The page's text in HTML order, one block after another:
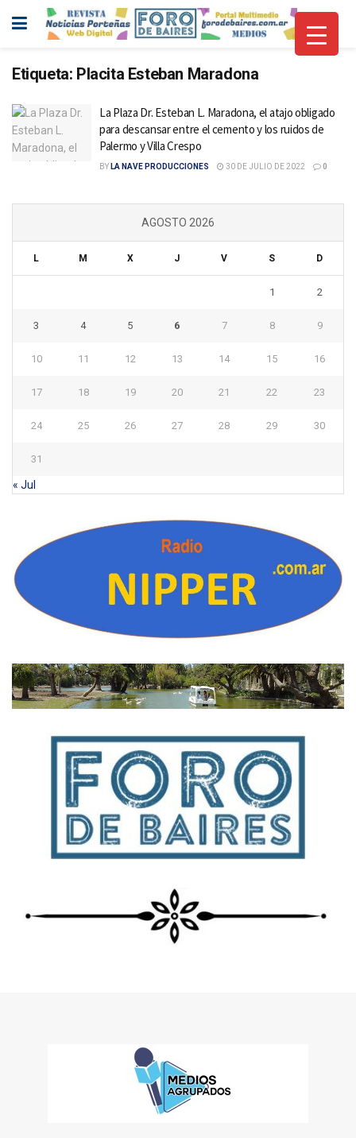
Etiqueta: Placita Esteban Maradona
La Plaza Dr. Esteban L. Maradona, el atajo obligado
para descansar entre el cemento y los ruidos de
Palermo y Villa Crespo
BY LA NAVE PRODUCCIONES 30 DE JULIO DE 2022 0
AGOSTO 2026
L M X J V S D
1 2
3 4 5 6 7 8 9
10 11 12 13 14 15 16
17 18 19 20 21 22 23
24 25 26 27 28 29 30
31
« Jul